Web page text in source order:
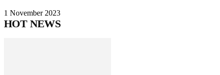
1 November 2023
HOT NEWS